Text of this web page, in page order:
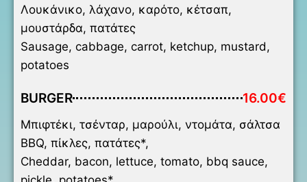
Λουκάνικο, λάχανο, καρότο, κέτσαπ,
μουστάρδα, πατάτες
Sausage, cabbage, carrot, ketchup, mustard,
potatoes
BURGER 16.00€
Μπιφτέκι, τσένταρ, μαρούλι, ντομάτα, σάλτσα
BBQ, πίκλες, πατάτες*,
Cheddar, bacon, lettuce, tomato, bbq sauce,